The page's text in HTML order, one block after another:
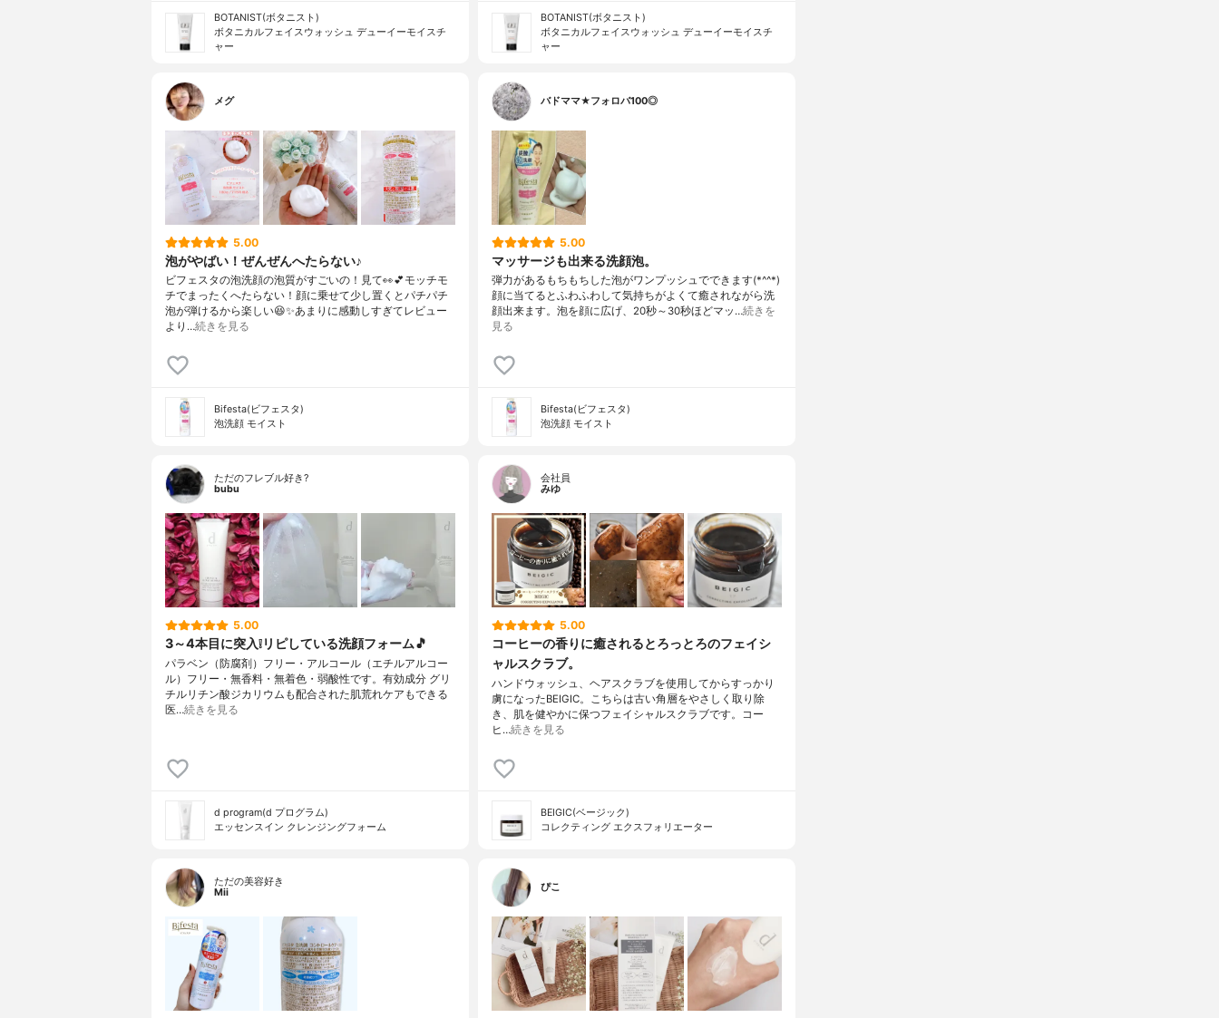
BOTANIST(ボタニスト)
ボタニカルフェイスウォッシュ デューイーモイスチ
ャー
BOTANIST(ボタニスト)
ボタニカルフェイスウォッシュ デューイーモイスチ
ャー
メグ
5.00
泡がやばい！ぜんぜんへたらない♪
ビフェスタの泡洗顔の泡質がすごいの！見て👀💕モッチモ
チでまったくへたらない！顔に乗せて少し置くとパチパチ
泡が弾けるから楽しい😆✨あまりに感動しすぎてレビュー
より…続きを見る
Bifesta(ビフェスタ)
泡洗顔 モイスト
バドママ★フォロバ100◎
5.00
マッサージも出来る洗顔泡。
弾力があるもちもちした泡がワンプッシュでできます(*^^*)
顔に当てるとふわふわして気持ちがよくて癒されながら洗
顔出来ます。泡を顔に広げ、20秒～30秒ほどマッ…続きを
見る
Bifesta(ビフェスタ)
泡洗顔 モイスト
ただのフレブル好き?
bubu
5.00
3～4本目に突入❕リピしている洗顔フォーム🎵
パラベン（防腐剤）フリー・アルコール（エチルアルコー
ル）フリー・無香料・無着色・弱酸性です。有効成分 グリ
チルリチン酸ジカリウムも配合された肌荒れケアもできる
医…続きを見る
d program(d プログラム)
エッセンスイン クレンジングフォーム
会社員
みゆ
5.00
コーヒーの香りに癒されるとろっとろのフェイシ
ャルスクラブ。
ハンドウォッシュ、ヘアスクラブを使用してからすっかり
虜になったBEIGIC。こちらは古い角層をやさしく取り除
き、肌を健やかに保つフェイシャルスクラブです。コー
ヒ…続きを見る
BEIGIC(ベージック)
コレクティング エクスフォリエーター
ただの美容好き
Mii
ぴこ